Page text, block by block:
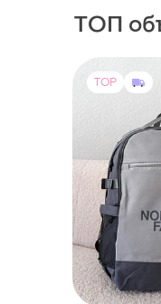
ТОП
TOP